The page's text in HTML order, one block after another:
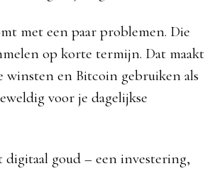
met een paar problemen. Die
op korte termijn. Dat maakt
winsten en Bitcoin gebruiken als
voor je dagelijkse
goud – een investering,